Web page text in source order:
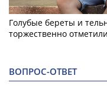
Голубые береты и
торжественно
ВОПРОС-ОТВЕТ